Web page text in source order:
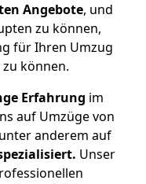
Angebote, und
zu können,
für Ihren Umzug
können.
Erfahrung im
auf Umzüge von
anderem auf
Unser